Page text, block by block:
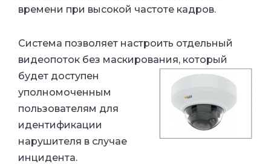
времени при высокой частоте кадров.
Система позволяет настроить отдельный
видеопоток без маскирования, который
будет доступен
уполномоченным
пользователям для
идентификации
нарушителя в случае
инцидента.